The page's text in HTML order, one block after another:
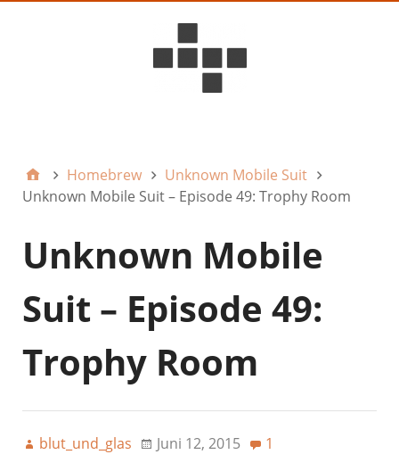
Homebrew
Unknown Mobile Suit
Unknown Mobile Suit – Episode 49: Trophy Room
Unknown Mobile
Suit – Episode 49:
Trophy Room
blut_und_glas Juni 12, 2015 1